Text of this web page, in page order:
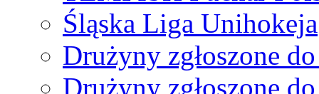
Śląska Liga Unihokeja
Drużyny zgłoszone
Drużyny zgłoszone